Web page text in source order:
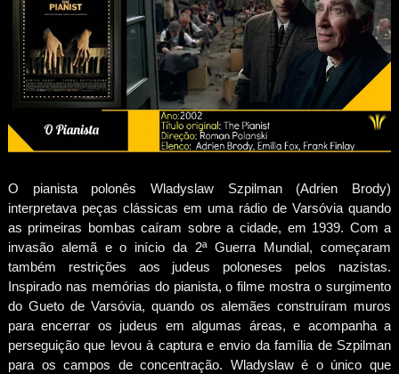
O pianista polonês Wladyslaw Szpilman (Adrien Brody)
interpretava peças clássicas em uma rádio de Varsóvia quando
as primeiras bombas caíram sobre a cidade, em 1939. Com a
invasão alemã e o início da 2ª Guerra Mundial, começaram
também restrições aos judeus poloneses pelos nazistas.
Inspirado nas memórias do pianista, o filme mostra o surgimento
do Gueto de Varsóvia, quando os alemães construíram muros
para encerrar os judeus em algumas áreas, e acompanha a
perseguição que levou à captura e envio da família de Szpilman
para os campos de concentração. Wladyslaw é o único que